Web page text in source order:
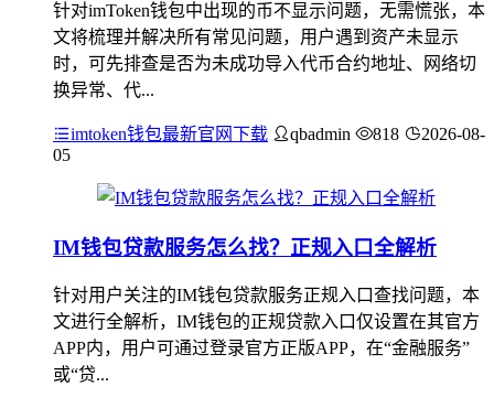
针对imToken钱包中出现的币不显示问题，无需慌张，本
文将梳理并解决所有常见问题，用户遇到资产未显示
时，可先排查是否为未成功导入代币合约地址、网络切
换异常、代...
imtoken钱包最新官网下载 qbadmin 818
2026-08-
05
IM钱包贷款服务怎么找？正规入口全解析
针对用户关注的IM钱包贷款服务正规入口查找问题，本
文进行全解析，IM钱包的正规贷款入口仅设置在其官方
APP内，用户可通过登录官方正版APP，在“金融服务”
或“贷...